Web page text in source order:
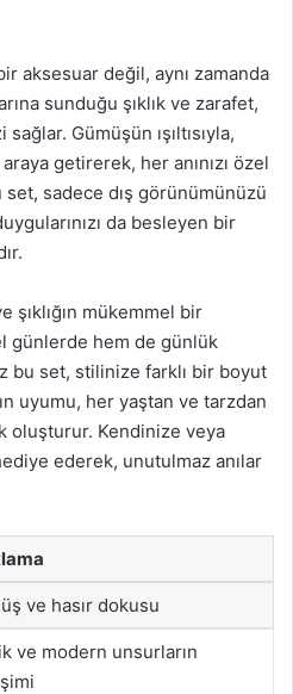
aksesuar değil, aynı zamanda
sunduğu şıklık ve zarafet,
Gümüşün ışıltısıyla,
getirerek, her anınızı özel
set, sadece dış görünümünüzü
da besleyen bir
şıklığın mükemmel bir
günlerde hem de günlük
bu set, stilinize farklı bir boyut
uyumu, her yaştan ve tarzdan
oluşturur. Kendinize veya
ederek, unutulmaz anılar
ve hasır dokusu
ve modern unsurların